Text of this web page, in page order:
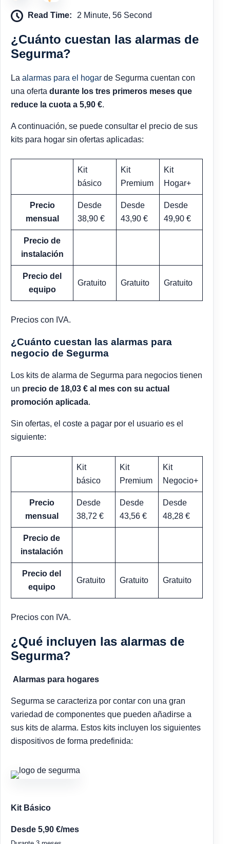
Read Time: 2 Minute, 56 Second
¿Cuánto cuestan las alarmas de
Segurma?
La alarmas para el hogar de Segurma cuentan con
una oferta durante los tres primeros meses que
reduce la cuota a 5,90 €.
A continuación, se puede consultar el precio de sus
kits para hogar sin ofertas aplicadas:
Kit
básico
Kit
Premium
Kit
Hogar+
Precio
mensual
Desde
38,90 €
Desde
43,90 €
Desde
49,90 €
Precio de
instalación
Precio del
equipo
Gratuito Gratuito Gratuito
Precios con IVA.
¿Cuánto cuestan las alarmas para
negocio de Segurma
Los kits de alarma de Segurma para negocios tienen
un precio de 18,03 € al mes con su actual
promoción aplicada.
Sin ofertas, el coste a pagar por el usuario es el
siguiente:
Kit
básico
Kit
Premium
Kit
Negocio+
Precio
mensual
Desde
38,72 €
Desde
43,56 €
Desde
48,28 €
Precio de
instalación
Precio del
equipo
Gratuito Gratuito Gratuito
Precios con IVA.
¿Qué incluyen las alarmas de
Segurma?
Alarmas para hogares
Segurma se caracteriza por contar con una gran
variedad de componentes que pueden añadirse a
sus kits de alarma. Estos kits incluyen los siguientes
dispositivos de forma predefinida:
Kit Básico
Desde 5,90 €/mes